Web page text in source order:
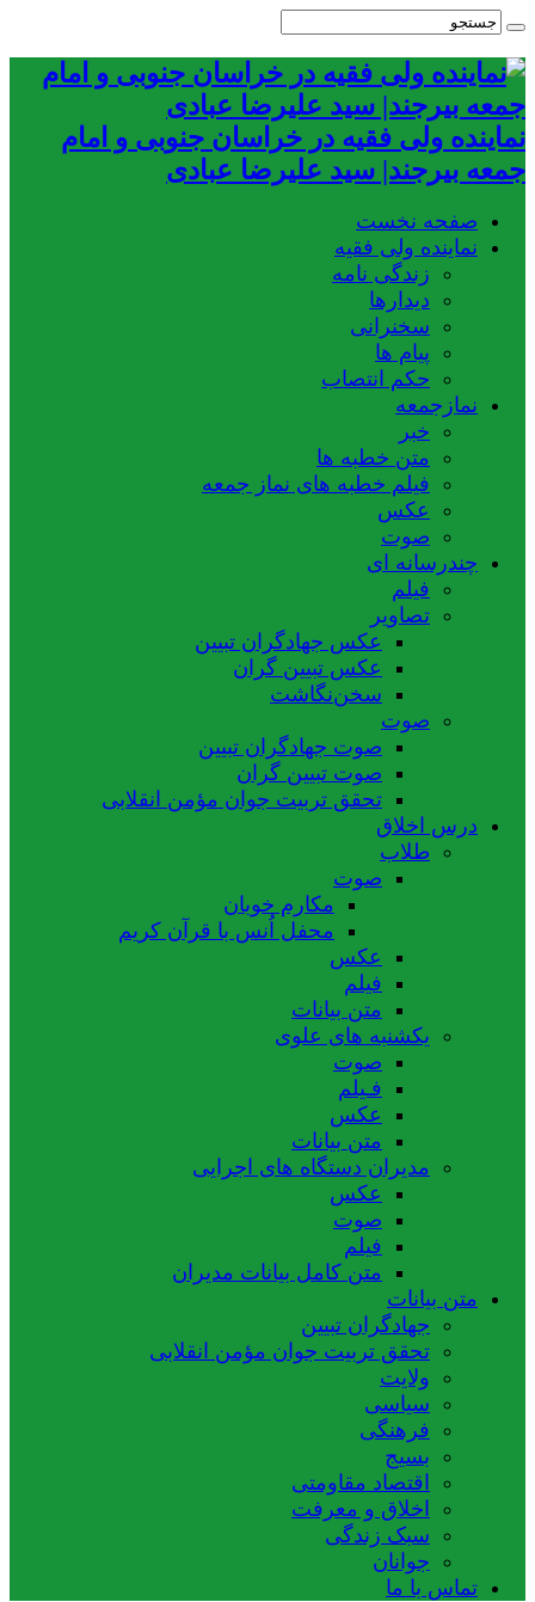
نماینده ولی فقیه در خراسان جنوبی و امام
جمعه بیرجند| سید علیرضا عبادی
صفحه نخست
نماینده ولی فقیه
زندگی نامه
دیدارها
سخنرانی
پیام ها
حکم انتصاب
نمازجمعه
خبر
متن خطبه ها
فیلم خطبه های نماز جمعه
عکس
صوت
چندرسانه ای
فیلم
تصاویر
عکس جهادگران تبیین
عکس تبیین گران
سخن‌نگاشت
صوت
صوت جهادگران تبیین
صوت تبیین گران
تحقق تربیت جوان مؤمن انقلابی
درس اخلاق
طلاب
صوت
مکارم خوبان
محفل اُنس با قرآن کریم
عکس
فیلم
متن بیانات
یکشنبه های علوی
صوت
فـیلم
عکس
متن بیانات
مدیران دستگاه های اجرایی
عکس
صوت
فیلم
متن کامل بیانات مدیران
متن بیانات
جهادگران تبیین
تحقق تربیت جوان مؤمن انقلابی
ولایت
سیاسی
فرهنگی
بسیج
اقتصاد مقاومتی
اخلاق و معرفت
سبک زندگی
جوانان
تماس با ما